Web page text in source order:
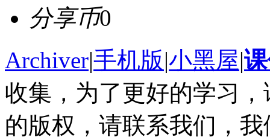
分享币0
Archiver|手机版|小黑屋|
收集，为了更好的学习
的版权，请联系我们，